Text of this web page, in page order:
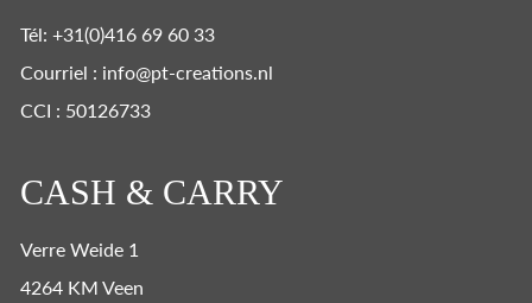
Tél: +31(0)416 69 60 33
Courriel : info@pt-creations.nl
CCI : 50126733
CASH & CARRY
Verre Weide 1
4264 KM Veen